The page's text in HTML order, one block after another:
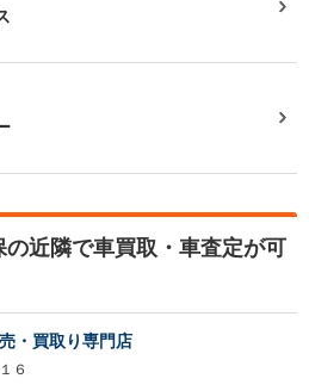
近隣で車買取・車査定が可
・買取り専門店
６